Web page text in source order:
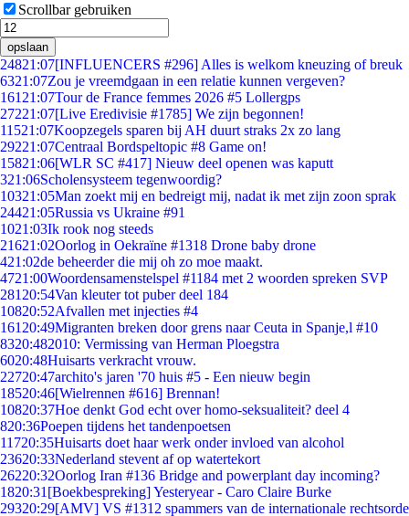
Scrollbar gebruiken
opslaan
24821:07[INFLUENCERS #296] Alles is welkom kneuzing of breuk
6321:07Zou je vreemdgaan in een relatie kunnen vergeven?
161 21:07Tour de France femmes 2026 #5 Lollergps
27221:07[Live Eredivisie #1785] We zijn begonnen!
11521:07Koopzegels sparen bij AH duurt straks 2x zo lang
29221:07Centraal Bordspeltopic #8 Game on!
15821:06[WLR SC #417] Nieuw deel openen was kaputt
321:06Scholensysteem tegenwoordig?
10321:05Man zoekt mij en bedreigt mij, nadat ik met zijn zoon sprak
24421:05Russia vs Ukraine #91
1021:03Ik rook nog steeds
21621:02Oorlog in Oekraïne #1318 Drone baby drone
421:02de beheerder die mij oh zo moe maakt.
4721:00Woordensamenstelspel #1184 met 2 woorden spreken SVP
281 20:54Van kleuter tot puber deel 184
10820:52Afvallen met injecties #4
161 20:49Migranten breken door grens naar Ceuta in Spanje,l #10
8320:482010: Vermissing van Herman Ploegstra
6020:48Huisarts verkracht vrouw.
22720:47archito's jaren '70 huis #5 - Een nieuw begin
18520:46[Wielrennen #616] Brennan!
10820:37Hoe denkt God echt over homo-seksualiteit? deel 4
820:36Poepen tijdens het tandenpoetsen
11720:35Huisarts doet haar werk onder invloed van alcohol
23620:33Nederland stevent af op watertekort
26220:32Oorlog Iran #136 Bridge and powerplant day incoming?
1820:31 [Boekbespreking] Yesteryear - Caro Claire Burke
29320:29[AMV] VS #1312 spammers van de internationale rechtsorde